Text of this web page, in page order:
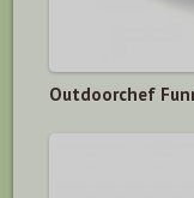
Outdoorchef